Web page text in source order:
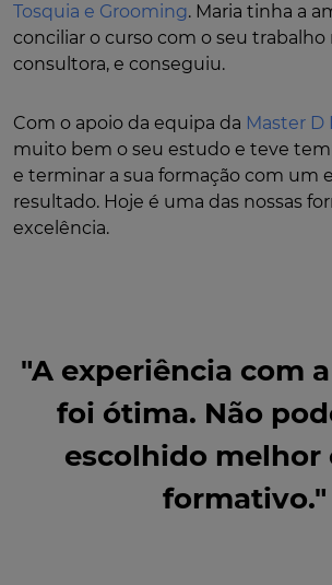
Tosquia e Grooming. Maria tinha a
conciliar o curso com o seu trabalho
consultora, e conseguiu.
Com o apoio da equipa da Master D
muito bem o seu estudo e teve
e terminar a sua formação com um
resultado. Hoje é uma das nossas
excelência.
"A experiência com
foi ótima. Não
escolhido melhor
formativo."